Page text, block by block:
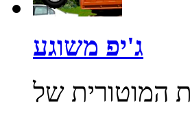
ג'יפ משוגע